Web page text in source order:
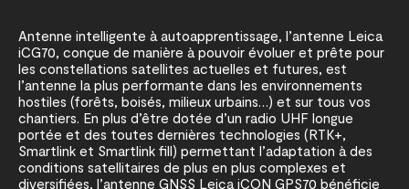
Antenne intelligente à autoapprentissage, l’antenne Leica
iCG70, conçue de manière à pouvoir évoluer et prête pour
les constellations satellites actuelles et futures, est
l’antenne la plus performante dans les environnements
hostiles (forêts, boisés, milieux urbains…) et sur tous vos
chantiers. En plus d’être dotée d’un radio UHF longue
portée et des toutes dernières technologies (RTK+,
Smartlink et Smartlink fill) permettant l’adaptation à des
conditions satellitaires de plus en plus complexes et
diversifiées, l’antenne GNSS Leica iCON GPS70 bénéficie